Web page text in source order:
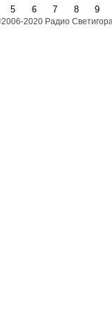
5 6 7 8 9
2020 Радио